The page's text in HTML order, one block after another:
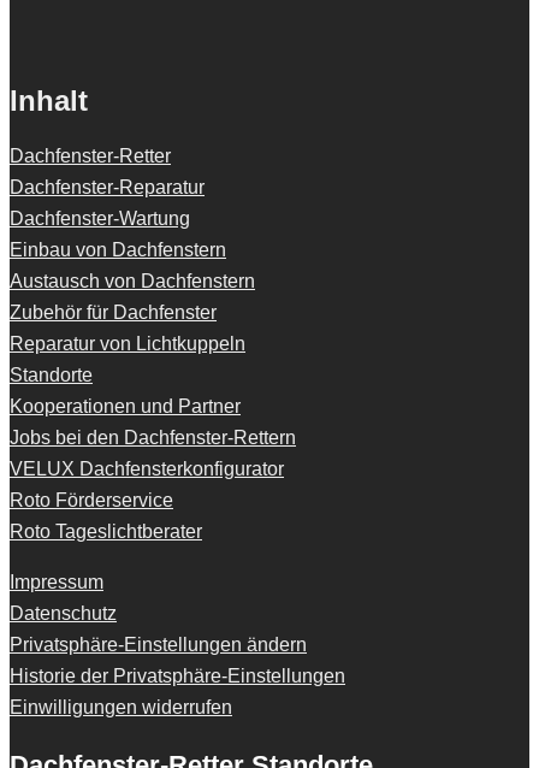
Inhalt
Dachfenster-Retter
Dachfenster-Reparatur
Dachfenster-Wartung
Einbau von Dachfenstern
Austausch von Dachfenstern
Zubehör für Dachfenster
Reparatur von Lichtkuppeln
Standorte
Kooperationen und Partner
Jobs bei den Dachfenster-Rettern
VELUX Dachfensterkonfigurator
Roto Förderservice
Roto Tageslichtberater
Impressum
Datenschutz
Privatsphäre-Einstellungen ändern
Historie der Privatsphäre-Einstellungen
Einwilligungen widerrufen